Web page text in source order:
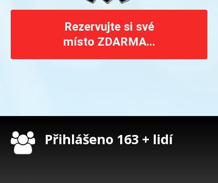
Rezervujte si své
místo ZDARMA...
Přihlášeno 163 + lidí